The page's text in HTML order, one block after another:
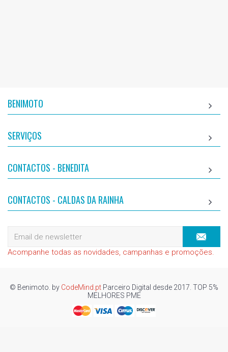
BENIMOTO
SERVIÇOS
CONTACTOS - BENEDITA
CONTACTOS - CALDAS DA RAINHA
Acompanhe todas as novidades, campanhas e promoções.
© Benimoto. by CodeMind.pt Parceiro Digital desde 2017. TOP 5%
MELHORES PME